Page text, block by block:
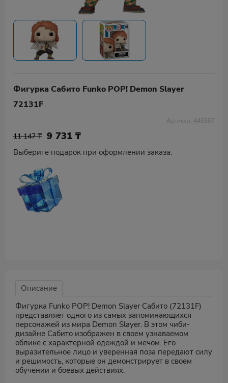
Фигурка Сабито Funko POP! Demon Slayer
72131F
Артикул: 448367
11 147 ₸ 9 731₸
Выберите подарок при оформлении заказа:
Описание
Фигурка Funko POP! Demon Slayer Сабито (72131F)
представляет одного из самых запоминающихся
персонажей из мира Demon Slayer. В этом чиби-
дизайне Сабито изображен в своем узнаваемом
облике с характерной одеждой и мечом. Его
выразительное лицо и уверенная поза передают силу
и решимость, которые он демонстрирует в своем
обучении и боевых действиях.